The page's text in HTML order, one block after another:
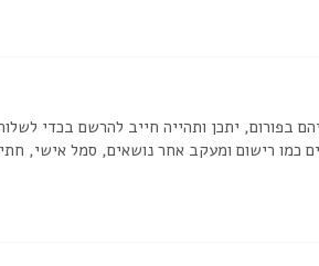
בפורום, יתכן ותהייה חייב להרשם בכדי
כמו רישום ומעקב אחר נושאים, סמל אישי,